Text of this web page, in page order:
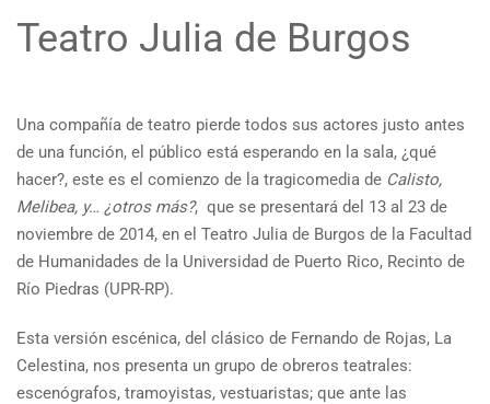
Teatro Julia de Burgos
Una compañía de teatro pierde todos sus actores justo antes
de una función, el público está esperando en la sala, ¿qué
hacer?, este es el comienzo de la tragicomedia de Calisto,
Melibea, y… ¿otros más?, que se presentará del 13 al 23 de
noviembre de 2014, en el Teatro Julia de Burgos de la Facultad
de Humanidades de la Universidad de Puerto Rico, Recinto de
Río Piedras (UPR-RP).
Esta versión escénica, del clásico de Fernando de Rojas, La
Celestina, nos presenta un grupo de obreros teatrales:
escenógrafos, tramoyistas, vestuaristas; que ante las